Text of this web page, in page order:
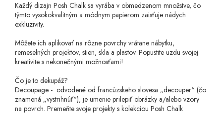
Každý dizajn Posh Chalk sa vyrába v obmedzenom množstve, čo
týmto vysokokvalitným a módnym papierom zaisťuje nádych
exkluzivity.
Môžete ich aplikovať na rôzne povrchy vrátane nábytku,
remeselných projektov, stien, skla a plastov. Popustite uzdu svojej
kreativite s nekonečnými možnosťami!
Čo je to dekupáž?
Decoupage - odvodené od francúzskeho slovesa „decouper“ (čo
znamená „vystrihnúť“), je umenie prilepiť obrázky a/alebo vzory
na povrch. Premeňte svoje projekty s kolekciou Posh Chalk